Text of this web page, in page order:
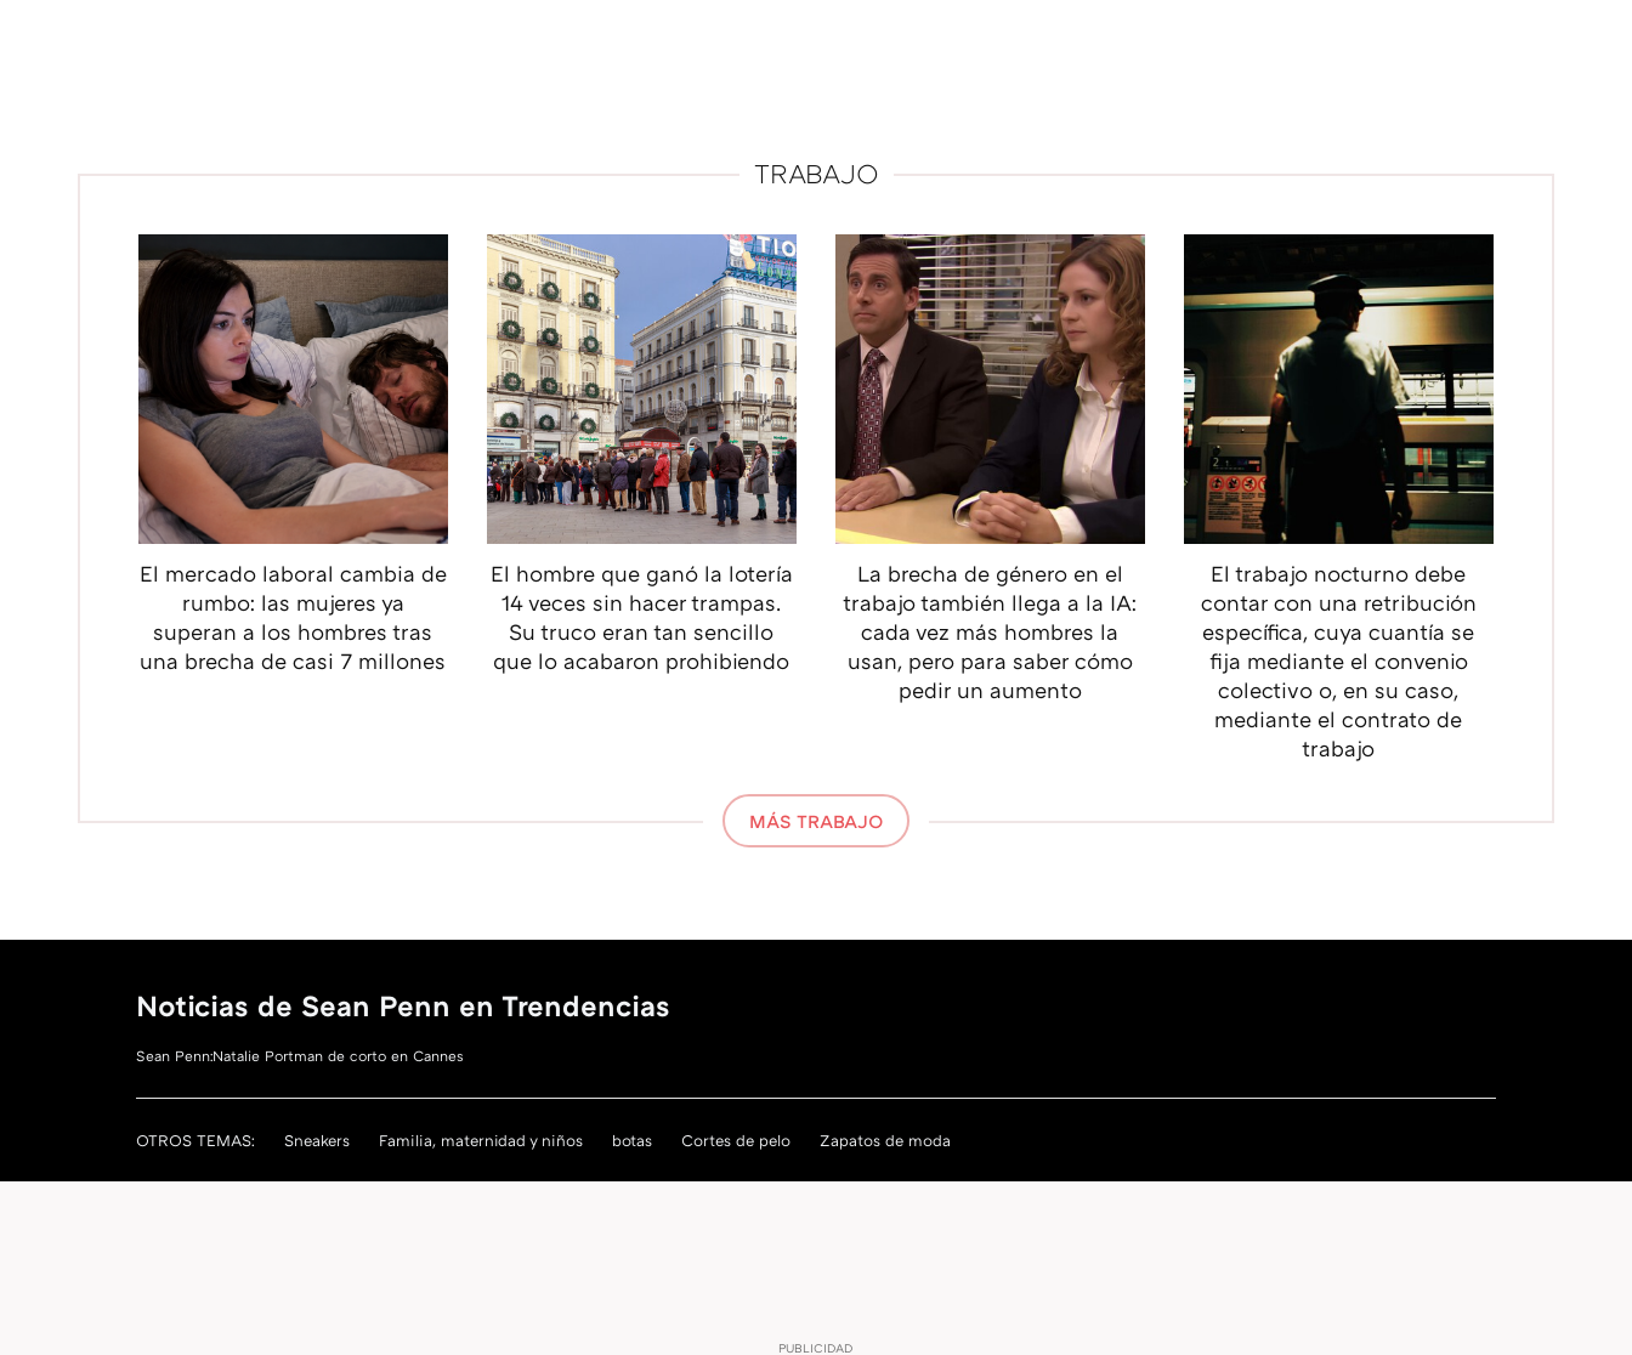
TRABAJO
El mercado laboral cambia de
rumbo: las mujeres ya
superan a los hombres tras
una brecha de casi 7 millones
El hombre que ganó la lotería
14 veces sin hacer trampas.
Su truco eran tan sencillo
que lo acabaron prohibiendo
La brecha de género en el
trabajo también llega a la IA:
cada vez más hombres la
usan, pero para saber cómo
pedir un aumento
El trabajo nocturno debe
contar con una retribución
específica, cuya cuantía se
fija mediante el convenio
colectivo o, en su caso,
mediante el contrato de
trabajo
MÁS TRABAJO
Noticias de Sean Penn en Trendencias
Sean Penn:Natalie Portman de corto en Cannes
OTROS TEMAS: Sneakers Familia, maternidad y niños botas Cortes de pelo Zapatos de moda